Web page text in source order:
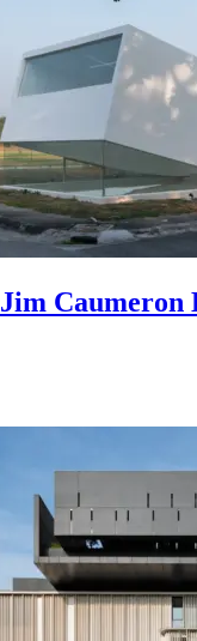
Caumeron